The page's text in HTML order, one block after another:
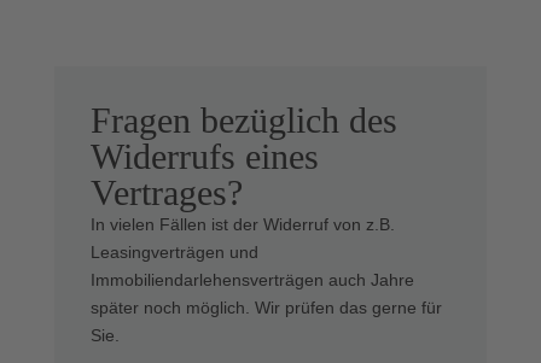
Fragen bezüglich des
Widerrufs eines
Vertrages?
In vielen Fällen ist der Widerruf von z.B.
Leasingverträgen und
Immobiliendarlehensverträgen auch Jahre
später noch möglich. Wir prüfen das gerne für
Sie.